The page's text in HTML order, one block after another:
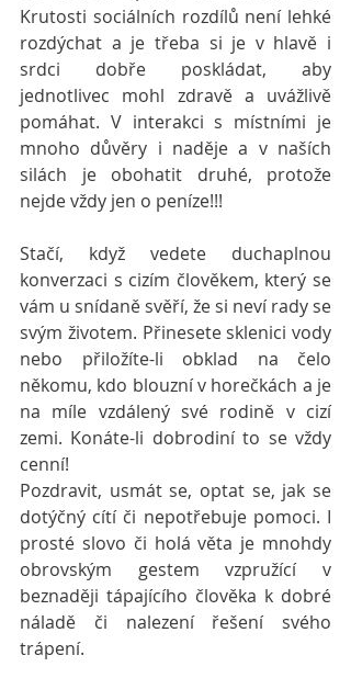
Krutosti sociálních rozdílů není lehké
rozdýchat a je třeba si je v hlavě i
srdci dobře poskládat, aby
jednotlivec mohl zdravě a uvážlivě
pomáhat. V interakci s místními je
mnoho důvěry i naděje a v naších
silách je obohatit druhé, protože
nejde vždy jen o peníze!!!
Stačí, když vedete duchaplnou
konverzaci s cizím člověkem, který se
vám u snídaně svěří, že si neví rady se
svým životem. Přinesete sklenici vody
nebo přiložíte-li obklad na čelo
někomu, kdo blouzní v horečkách a je
na míle vzdálený své rodině v cizí
zemi. Konáte-li dobrodiní to se vždy
cenní!
Pozdravit, usmát se, optat se, jak se
dotýčný cítí či nepotřebuje pomoci. I
prosté slovo či holá věta je mnohdy
obrovským gestem vzpružící v
beznaději tápajícího člověka k dobré
náladě či nalezení řešení svého
trápení.